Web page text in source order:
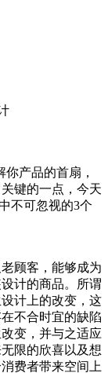
产品的首扇，
键的一点，今天
不可忽视的3个
顾客，能够成为
计的商品。所谓
计上的改变，这
不合时宜的缺陷
变，并与之适应
限的欣喜以及想
费者带来空间上